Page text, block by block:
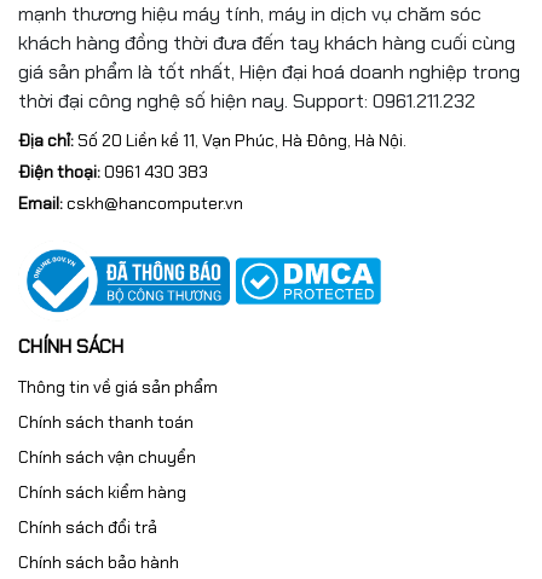
mạnh thương hiệu máy tính, máy in dịch vụ chăm sóc
khách hàng đồng thời đưa đến tay khách hàng cuối cùng
giá sản phẩm là tốt nhất, Hiện đại hoá doanh nghiệp trong
thời đại công nghệ số hiện nay. Support: 0961.211.232
Địa chỉ:Số 20 Liền kề 11, Vạn Phúc, Hà Đông, Hà Nội.
Điện thoại:0961 430 383
Email:cskh@hancomputer.vn
CHÍNH SÁCH
Thông tin về giá sản phẩm
Chính sách thanh toán
Chính sách vận chuyển
Chính sách kiểm hàng
Chính sách đổi trả
Chính sách bảo hành